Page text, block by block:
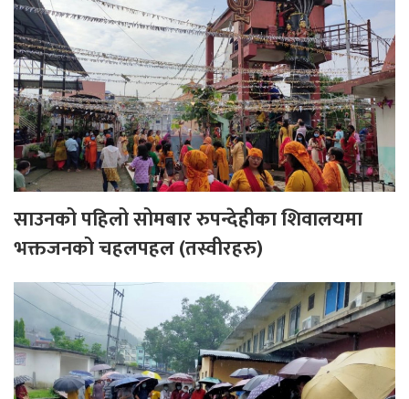
साउनको पहिलो सोमबार रुपन्देहीका शिवालयमा
भक्तजनको चहलपहल (तस्वीरहरु)